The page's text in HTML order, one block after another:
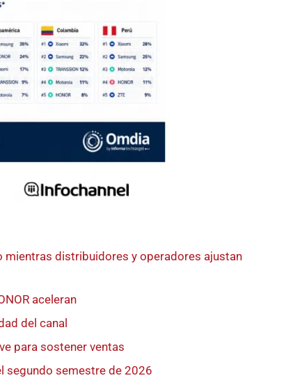
mientras distribuidores y operadores ajustan
aceleran
del canal
para sostener ventas
segundo semestre de 2026